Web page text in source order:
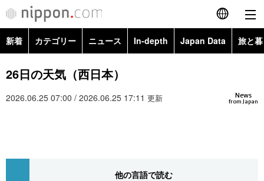
English
新着 カテゴリー ニュース In-depth Japan Data 旅と
政治・外交
経済・ビジネス
社会
Images
26日の天気（西日本）
News
from Japan
2026.06.25 07:00 / 2026.06.25 17:11 更新
他の言語で読む